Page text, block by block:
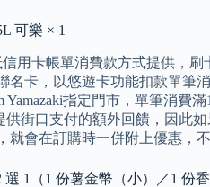
可樂 × 1
用卡帳單消費款方式提供，
卡，以悠遊卡功能扣款單筆
指定門市，單筆消費
街口支付的額外回饋，因此
會在訂購時一併附上優惠，不
1（1 份薯金幣（小）／1 份